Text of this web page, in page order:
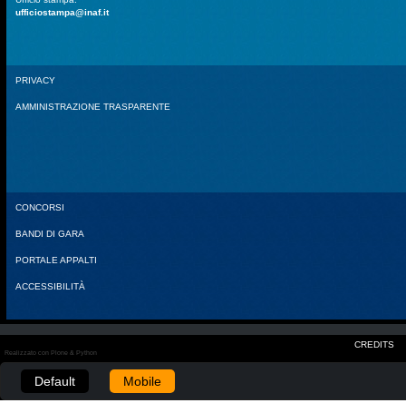
ufficiostampa@inaf.it
PRIVACY
AMMINISTRAZIONE TRASPARENTE
CONCORSI
BANDI DI GARA
PORTALE APPALTI
ACCESSIBILITÀ
CREDITS
Realizzato con Plone & Python
Default Mobile